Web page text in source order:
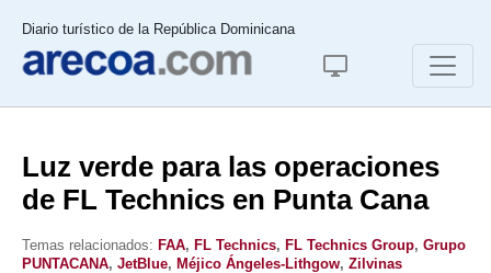
Diario turístico de la República Dominicana
Luz verde para las operaciones
de FL Technics en Punta Cana
Temas relacionados: FAA, FL Technics, FL Technics Group, Grupo
PUNTACANA, JetBlue, Méjico Ángeles-Lithgow, Zilvinas